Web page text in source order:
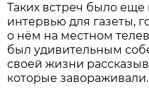
Таких встреч было еще
интервью для газеты,
о нём на местном
был удивительным
своей жизни
которые завораживали.